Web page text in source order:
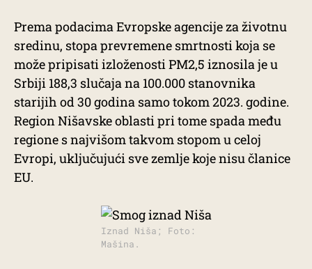
Prema podacima Evropske agencije za životnu
sredinu, stopa prevremene smrtnosti koja se
može pripisati izloženosti PM2,5 iznosila je u
Srbiji 188,3 slučaja na 100.000 stanovnika
starijih od 30 godina samo tokom 2023. godine.
Region Nišavske oblasti pri tome spada među
regione s najvišom takvom stopom u celoj
Evropi, uključujući sve zemlje koje nisu članice
EU.
Iznad Niša; Foto:
Mašina.